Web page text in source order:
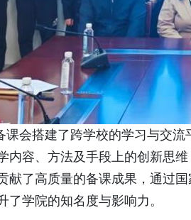
课会搭建了跨学校的学习与交
内容、方法及手段上的创新思
献了高质量的备课成果，通过
了学院的知名度与影响力。